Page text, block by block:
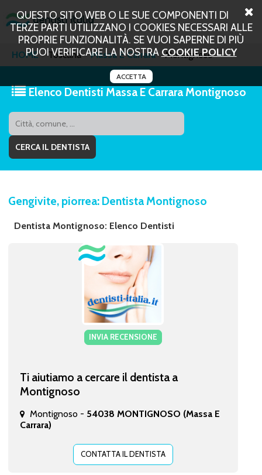
QUESTO SITO WEB O LE SUE COMPONENTI DI
TERZE PARTI UTILIZZANO I COOKIES NECESSARI ALLE
PROPRIE FUNZIONALITÀ. SE VUOI SAPERNE DI PIÙ
PUOI VERIFICARE LA NOSTRA COOKIE POLICY
ACCETTA
HOME Toscana Massa E Carrara Montignoso
Elenco Dentisti Massa E Carrara Montignoso
Gengivite, piorrea: Dentista Montignoso
Dentista Montignoso: Elenco Dentisti
INVIA RECENSIONE
Ti aiutiamo a cercare il dentista a
Montignoso
Montignoso - 54038 MONTIGNOSO (Massa E
Carrara)
CONTATTA IL DENTISTA